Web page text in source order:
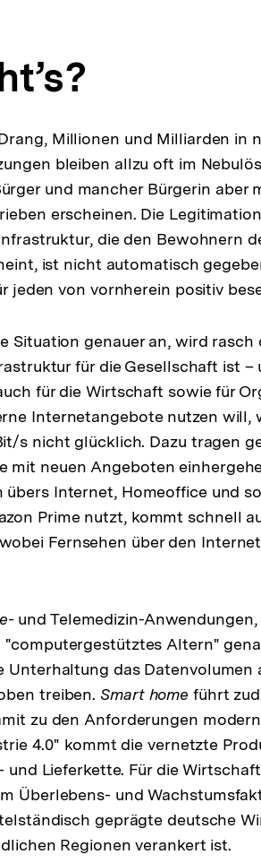
Millionen und Milliarden in
bleiben allzu oft im
und mancher Bürgerin aber
erscheinen. Die
die den Bewohnern
ist nicht automatisch
jeden von vornherein positiv
Situation genauer an, wird
für die Gesellschaft ist –
für die Wirtschaft sowie für
Internetangebote nutzen will,
s nicht glücklich. Dazu tragen
mit neuen Angeboten
übers Internet, Homeoffice und
Prime nutzt, kommt schnell
Fernsehen über den
und Telemedizin-
Altern"
Unterhaltung das Datenvolumen
treiben.Smart home führt
zu den Anforderungen
4.0" kommt die vernetzte
Lieferkette. Für die
Überlebens- und
geprägte deutsche
Regionen verankert ist.